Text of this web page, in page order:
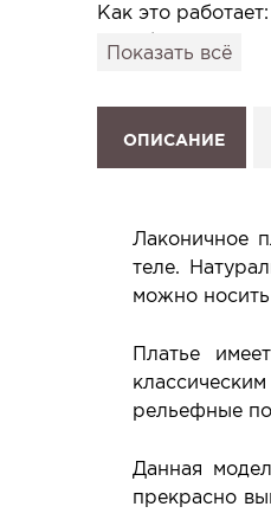
Как это работает:
1. Выберите
Показать всё
ОПИСАНИЕ
Лаконичное
теле.
можно
Платье
рельефные
Данная
прекрасно